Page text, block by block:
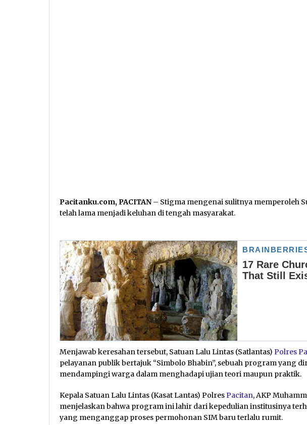
Pacitanku.com, PACITAN – Stigma mengenai sulitnya memperoleh
telah lama menjadi keluhan di tengah masyarakat.
Menjawab keresahan tersebut, Satuan Lalu Lintas (Satlantas) Polres
pelayanan publik bertajuk “Simbolo Bhabin”, sebuah program yang
mendampingi warga dalam menghadapi ujian teori maupun praktik.
Kepala Satuan Lalu Lintas (Kasat Lantas) PolresPacitan, AKP
menjelaskan bahwa program ini lahir dari kepedulian institusinya
yang menganggap proses permohonan SIM baru terlalu rumit.